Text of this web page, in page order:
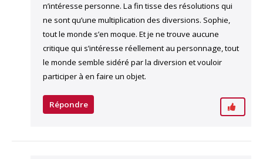
n’intéresse personne. La fin tisse des résolutions qui
ne sont qu’une multiplication des diversions. Sophie,
tout le monde s’en moque. Et je ne trouve aucune
critique qui s’intéresse réellement au personnage, tout
le monde semble sidéré par la diversion et vouloir
participer à en faire un objet.
Répondre